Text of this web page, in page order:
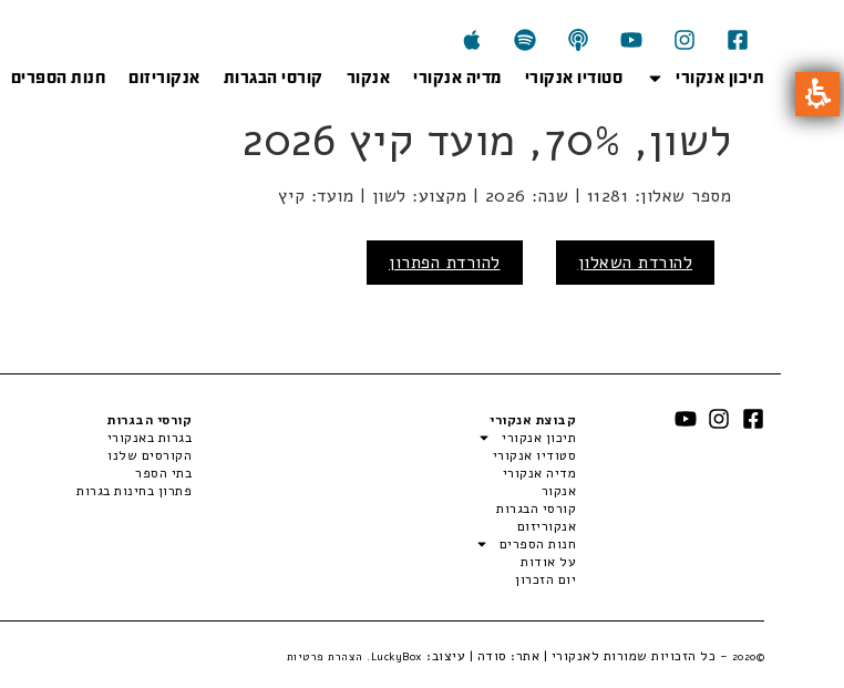
תיכון אנקורי סטודיו אנקורי מדיה אנקורי אנקור קורסי הבגרות אנקוריזום חנות הספרים
לשון, 70%, מועד קיץ 2026
מספר שאלון: 11281 | שנה: 2026 | מקצוע: לשון | מועד: קיץ
להורדת השאלון להורדת הפתרון
קבוצת אנקורי
תיכון אנקורי
סטודיו אנקורי
מדיה אנקורי
אנקור
קורסי הבגרות
אנקוריזום
חנות הספרים
על אודות
יום הזכרון
קורסי הבגרות
בגרות באנקורי
הקורסים שלנו
בתי הספר
פתרון בחינות בגרות
©2020 - כל הזכויות שמורות לאנקורי | אתר: סודה | עיצוב: LuckyBox. הצהרת פרטיות